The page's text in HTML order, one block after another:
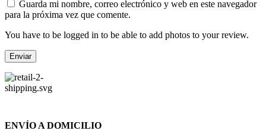
Guarda mi nombre, correo electrónico y web en este navegador
para la próxima vez que comente.
You have to be logged in to be able to add photos to your review.
ENVÍO A DOMICILIO